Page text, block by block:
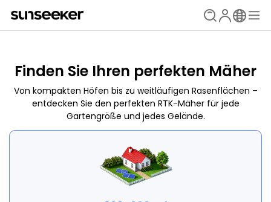
Finden Sie Ihren perfekten Mäher
Von kompakten Höfen bis zu weitläufigen Rasenflächen –
entdecken Sie den perfekten RTK-Mäher für jede
Gartengröße und jedes Gelände.